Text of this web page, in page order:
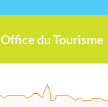
Office du Tourisme